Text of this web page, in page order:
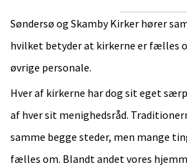
Søndersø og Skamby Kirker hører
hvilket betyder at kirkerne er fælles
øvrige personale.
Hver af kirkerne har dog sit eget
af hver sit menighedsråd.
samme begge steder, men mange
fælles om. Blandt andet vores